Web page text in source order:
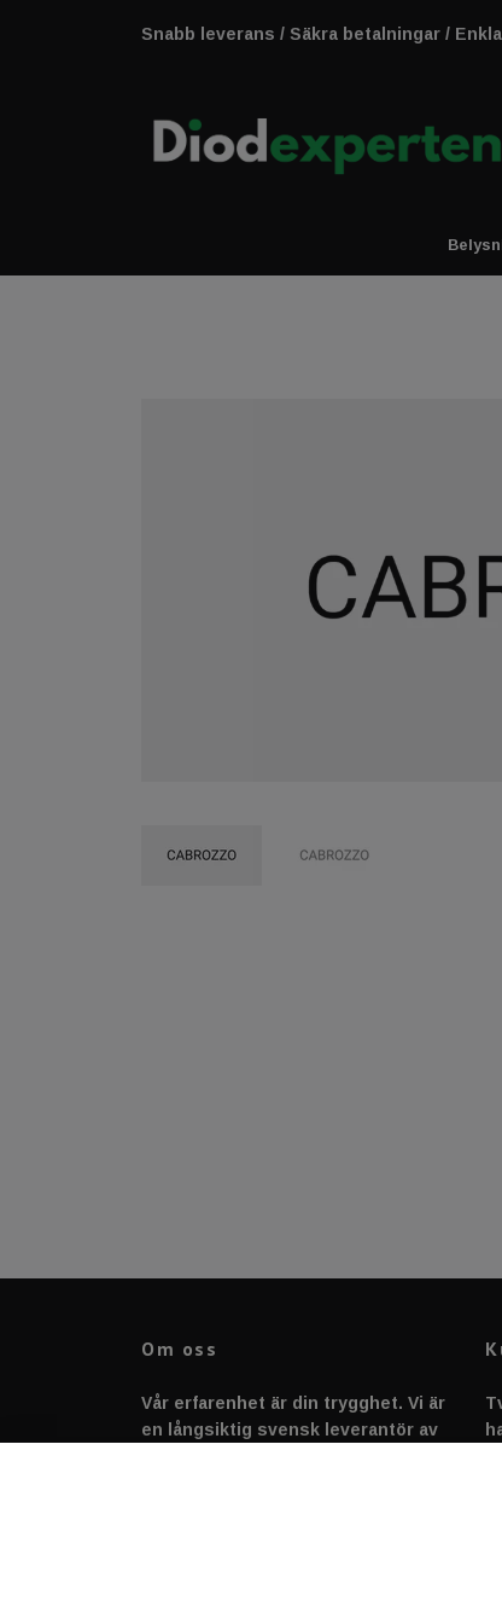
Snabb leverans / Säkra betalningar /
Om oss
Vår erfarenhet är din trygghet. Vi är
en långsiktig svensk leverantör av